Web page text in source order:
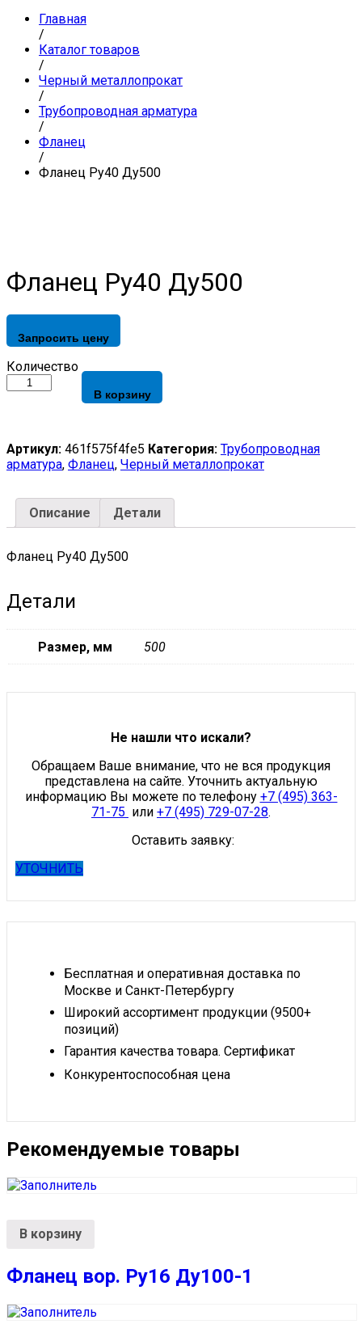
Главная
/
Каталог товаров
/
Черный металлопрокат
/
Трубопроводная арматура
/
Фланец
/
Фланец Ру40 Ду500
Фланец Ру40 Ду500
Запросить цену
Фланец
Ру40
Количество
В корзину
Артикул: 461f575f4fe5 Категория: Трубопроводная
арматура, Фланец, Черный металлопрокат
Описание Детали
Фланец Ру40 Ду500
Детали
Размер, мм 500
Не нашли что искали?
Обращаем Ваше внимание, что не вся продукция
представлена на сайте. Уточнить актуальную
информацию Вы можете по телефону +7 (495) 363-
71-75 или +7 (495) 729-07-28.
Оставить заявку:
УТОЧНИТЬ
Бесплатная и оперативная доставка по
Москве и Санкт-Петербургу
Широкий ассортимент продукции (9500+
позиций)
Гарантия качества товара. Сертификат
Конкурентоспособная цена
Рекомендуемые товары
В корзину
Фланец вор. Ру16 Ду100-1